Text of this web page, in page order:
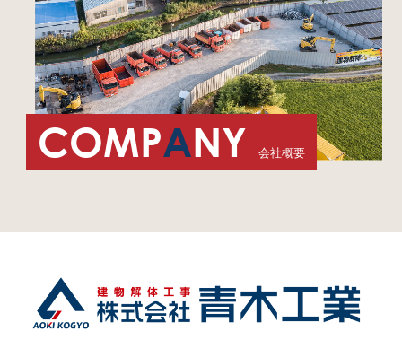
COMPANY 会社概要